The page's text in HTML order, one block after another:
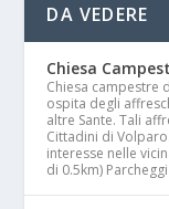
DA VEDERE
Chiesa
Chiesa campestre
ospita degli
altre Sante. Tali
Cittadini di
interesse nelle
di 0.5km)